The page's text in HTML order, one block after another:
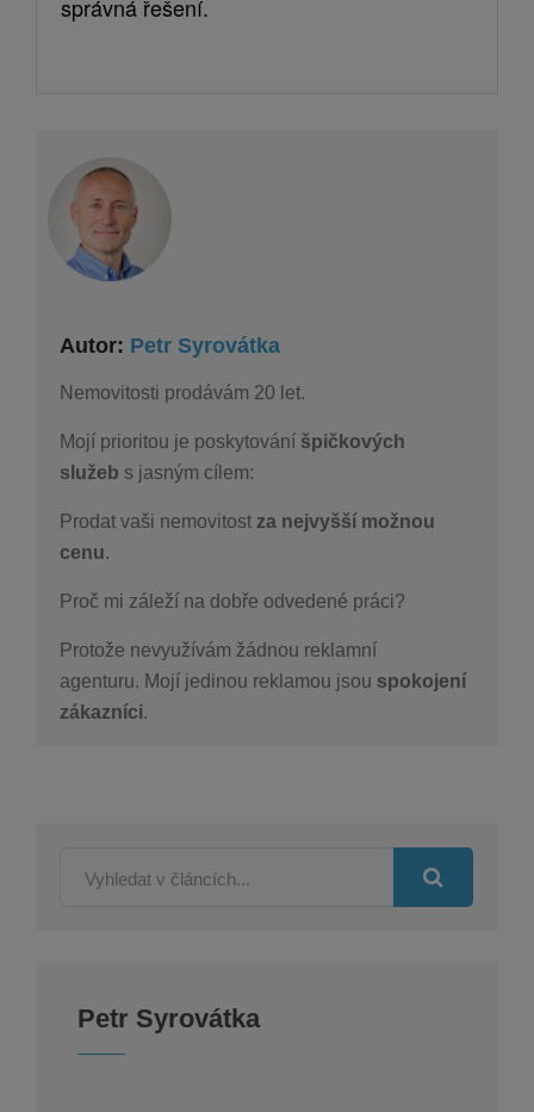
správná řešení.
Autor: Petr Syrovátka
Nemovitosti prodávám 20 let.
Mojí prioritou je poskytování špičkových
služeb s jasným cílem:
Prodat vaši nemovitost za nejvyšší možnou
cenu.
Proč mi záleží na dobře odvedené práci?
Protože nevyužívám žádnou reklamní
agenturu. Mojí jedinou reklamou jsou spokojení
zákazníci.
Petr Syrovátka